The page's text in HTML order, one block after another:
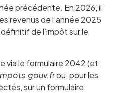
précédente. En 2026, il
revenus de l’année 2025
de l’impôt sur le
via le formulaire 2042 (et
ou, pour les
sur un formulaire